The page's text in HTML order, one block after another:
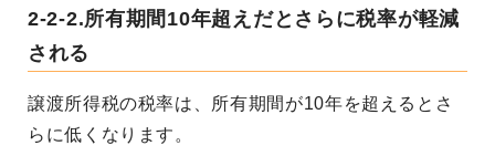
2-2-2.所有期間10年超えだとさらに税率が軽減
される
譲渡所得税の税率は、所有期間が10年を超えるとさ
らに低くなります。